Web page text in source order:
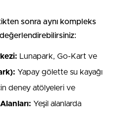
sonra aynı kompleks
Lunapark, Go-Kart ve
Yapay gölette su kayağı
deney atölyeleri ve
Yeşil alanlarda